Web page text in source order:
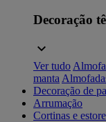
Decoração
Ver tudo
manta
Decoração de
Arrumação
Cortinas e